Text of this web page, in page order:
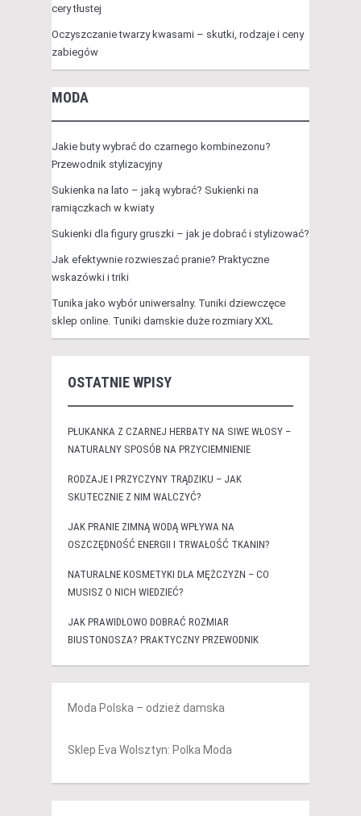
cery tłustej
Oczyszczanie twarzy kwasami – skutki, rodzaje i ceny
zabiegów
MODA
Jakie buty wybrać do czarnego kombinezonu?
Przewodnik stylizacyjny
Sukienka na lato – jaką wybrać? Sukienki na
ramiączkach w kwiaty
Sukienki dla figury gruszki – jak je dobrać i stylizować?
Jak efektywnie rozwieszać pranie? Praktyczne
wskazówki i triki
Tunika jako wybór uniwersalny. Tuniki dziewczęce
sklep online. Tuniki damskie duże rozmiary XXL
OSTATNIE WPISY
PŁUKANKA Z CZARNEJ HERBATY NA SIWE WŁOSY –
NATURALNY SPOSÓB NA PRZYCIEMNIENIE
RODZAJE I PRZYCZYNY TRĄDZIKU – JAK
SKUTECZNIE Z NIM WALCZYĆ?
JAK PRANIE ZIMNĄ WODĄ WPŁYWA NA
OSZCZĘDNOŚĆ ENERGII I TRWAŁOŚĆ TKANIN?
NATURALNE KOSMETYKI DLA MĘŻCZYZN – CO
MUSISZ O NICH WIEDZIEĆ?
JAK PRAWIDŁOWO DOBRAĆ ROZMIAR
BIUSTONOSZA? PRAKTYCZNY PRZEWODNIK
Moda Polska – odzież damska
Sklep Eva Wolsztyn: Polka Moda